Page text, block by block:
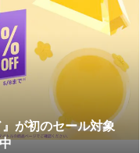
が初のセール対象